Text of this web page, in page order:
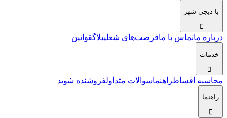
با دیجی شهر
درباره ماتماس با مافرصت‌های شغلیبلاگقوانین
خدمات
محاسبه اقساطراهنماسوالات متداولفروشنده شوید
راهنما